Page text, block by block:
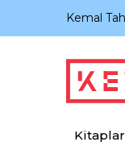
Kemal
Kitaplar